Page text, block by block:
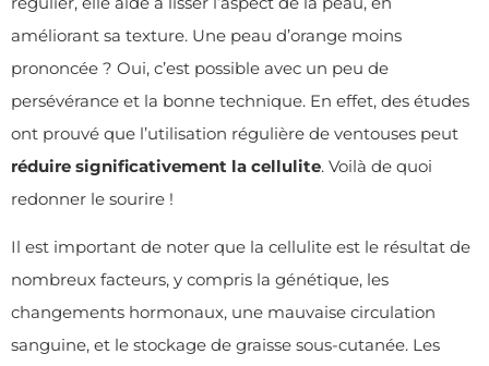
améliorant sa texture. Une peau d’orange moins
prononcée ? Oui, c’est possible avec un peu de
persévérance et la bonne technique. En effet, des études
ont prouvé que l’utilisation régulière de ventouses peut
réduire significativement la cellulite. Voilà de quoi
redonner le sourire !
Il est important de noter que la cellulite est le résultat de
nombreux facteurs, y compris la génétique, les
changements hormonaux, une mauvaise circulation
sanguine, et le stockage de graisse sous-cutanée. Les